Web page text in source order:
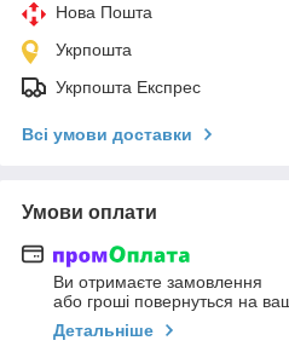
Нова Пошта
Укрпошта
Укрпошта Експрес
Всі умови доставки
Умови оплати
Ви отримаєте замовлення
або гроші повернуться на
Детальніше